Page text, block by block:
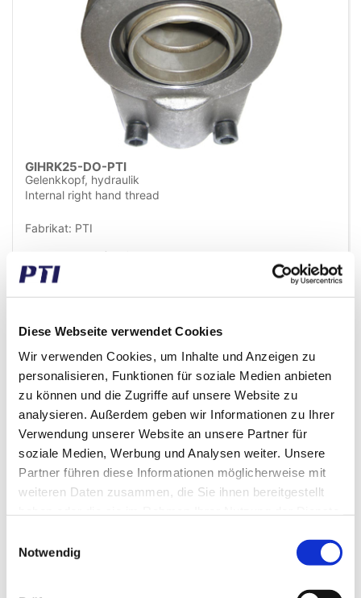
Diese Webseite verwendet Cookies
Wir verwenden Cookies, um Inhalte und Anzeigen zu
personalisieren, Funktionen für soziale Medien anbieten
zu können und die Zugriffe auf unsere Website zu
analysieren. Außerdem geben wir Informationen zu Ihrer
Verwendung unserer Website an unsere Partner für
soziale Medien, Werbung und Analysen weiter. Unsere
Partner führen diese Informationen möglicherweise mit
weiteren Daten zusammen, die Sie ihnen bereitgestellt
Notwendig
GIHRK25-DO-PTI
Gelenkkopf, hydraulik
Internal right hand thread
Fabrikat: PTI
Normaler Verkaufspreis EUR 217,38
EUR 17,25
98 auf Lager
Geschäftskunde? Denken Sie daran, sich einzuloggen!